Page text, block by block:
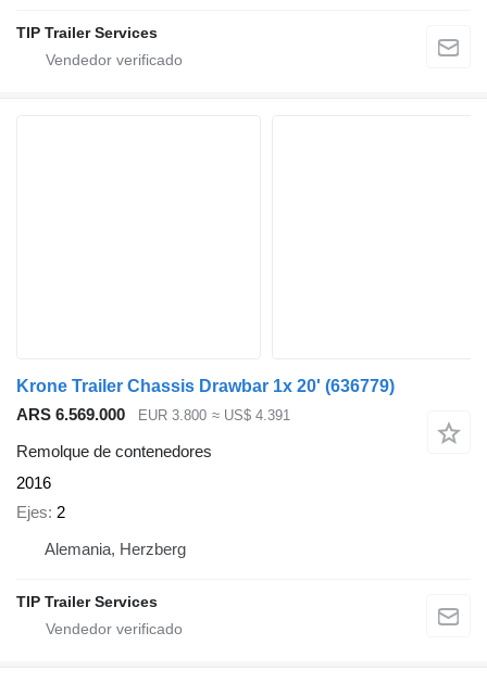
TIP Trailer Services
Krone Trailer Chassis Drawbar 1x 20' (636779)
ARS 6.569.000
EUR 3.800 ≈ US$ 4.391
Remolque de contenedores
2016
Ejes 2
Alemania, Herzberg
TIP Trailer Services